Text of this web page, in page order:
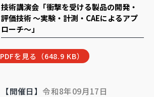
技術講演会「衝撃を受ける製品の開発・
評価技術 ～実験・計測・CAEによるアプ
ローチ～」
PDFを見る（648.9 KB）
【開催日】 令和8年09月17日